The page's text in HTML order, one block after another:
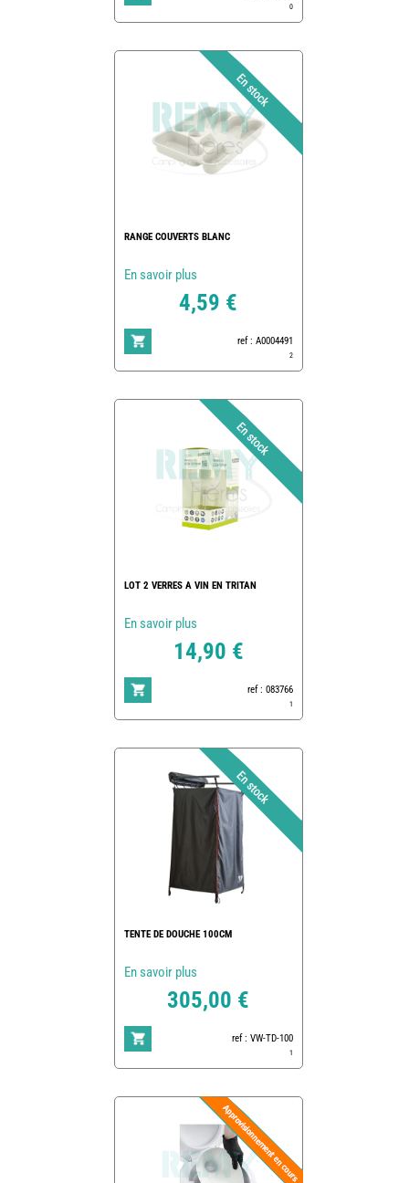
0
RANGE COUVERTS BLANC
En savoir plus
4,59 €
ref : A0004491
2
LOT 2 VERRES A VIN EN TRITAN
En savoir plus
14,90 €
ref : 083766
1
TENTE DE DOUCHE 100CM
En savoir plus
305,00 €
ref : VW-TD-100
1